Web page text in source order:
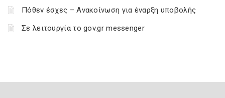
Πόθεν έσχες – Ανακοίνωση για έναρξη υποβολής
Σε λειτουργία το gov.gr messenger